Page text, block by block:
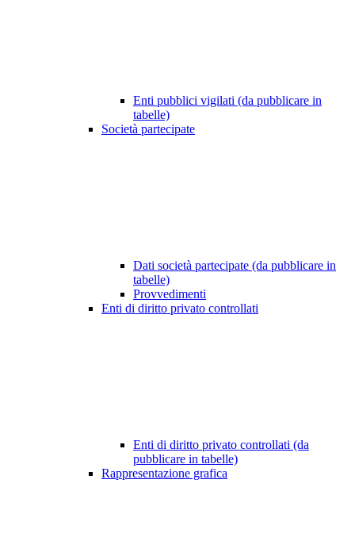
Enti pubblici vigilati (da pubblicare in
tabelle)
Società partecipate
Dati società partecipate (da pubblicare in
tabelle)
Provvedimenti
Enti di diritto privato controllati
Enti di diritto privato controllati (da
pubblicare in tabelle)
Rappresentazione grafica